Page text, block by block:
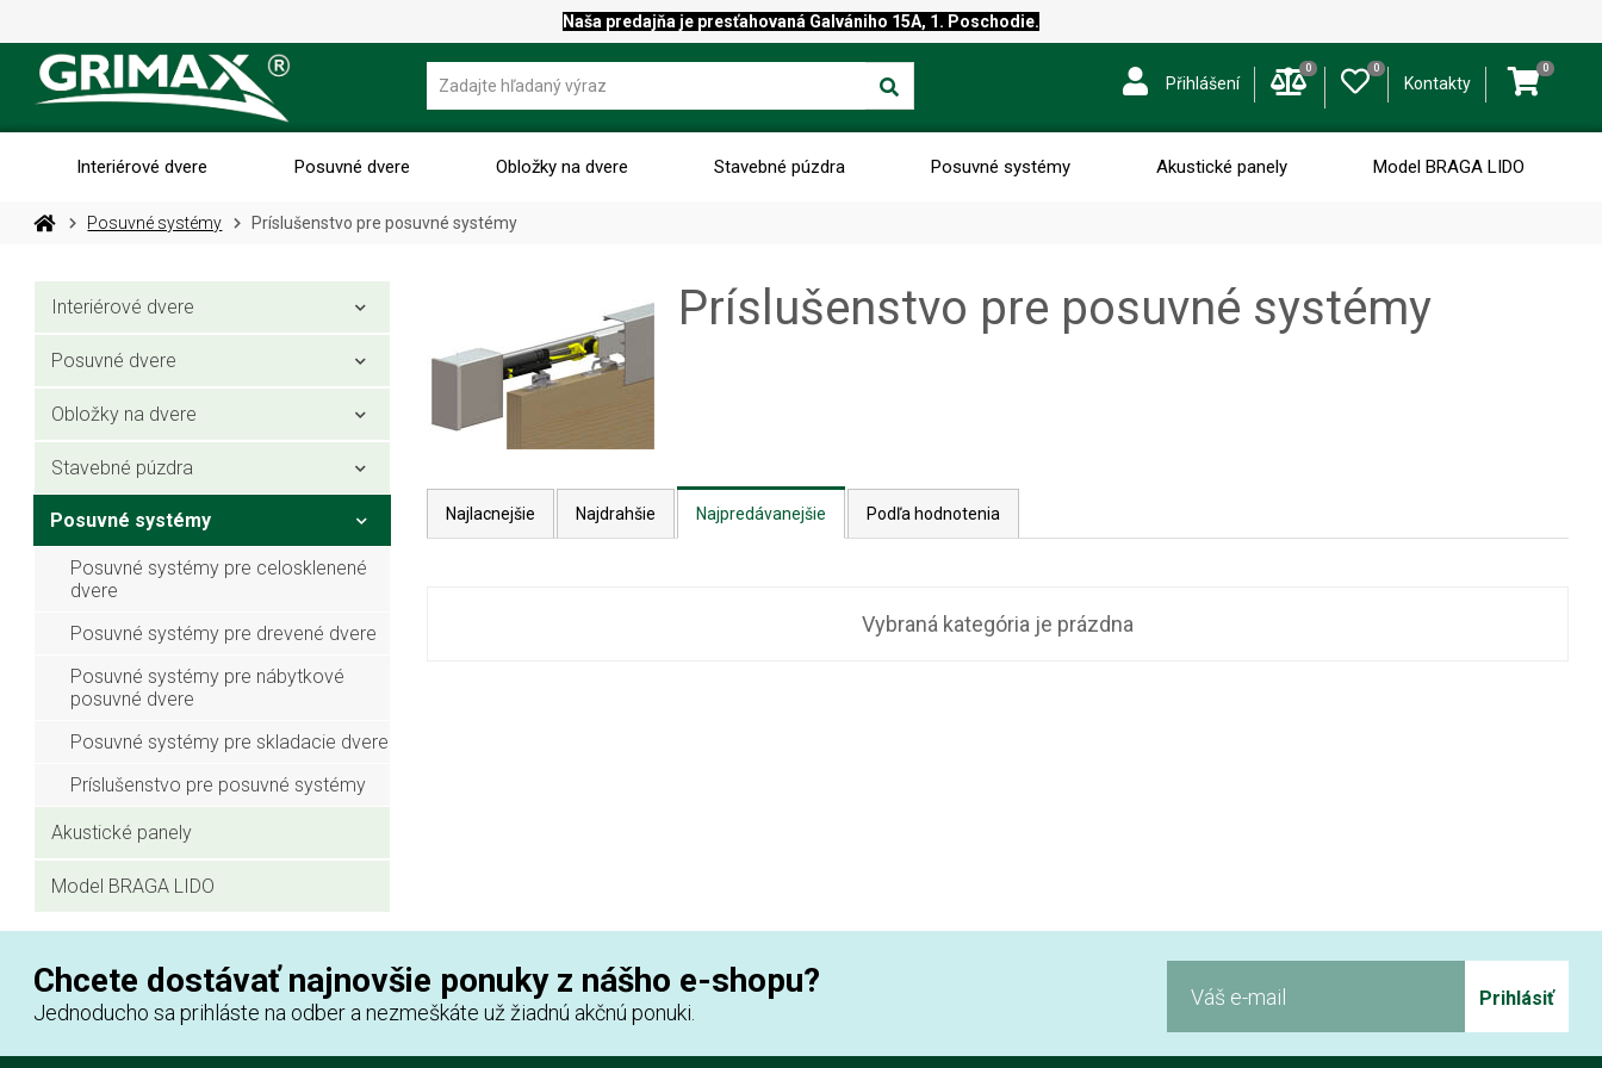
Naša predajňa je presťahovaná Galvániho 15A, 1. Poschodie.
Přihlášení
0 0
Kontakty
0
Interiérové dvere Posuvné dvere Obložky na dvere Stavebné púzdra Posuvné systémy Akustické panely Model BRAGA LIDO
Posuvné systémy Príslušenstvo pre posuvné systémy
Interiérové dvere
Posuvné dvere
Obložky na dvere
Stavebné púzdra
Posuvné systémy
Posuvné systémy pre celosklenené
dvere
Posuvné systémy pre drevené dvere
Posuvné systémy pre nábytkové
posuvné dvere
Posuvné systémy pre skladacie dvere
Príslušenstvo pre posuvné systémy
Akustické panely
Model BRAGA LIDO
Príslušenstvo pre posuvné systémy
Najlacnejšie Najdrahšie Najpredávanejšie Podľa hodnotenia
Vybraná kategória je prázdna
Chcete dostávať najnovšie ponuky z nášho e-shopu?
Jednoducho sa prihláste na odber a nezmeškáte už žiadnú akčnú ponuki.
Prihlásiť